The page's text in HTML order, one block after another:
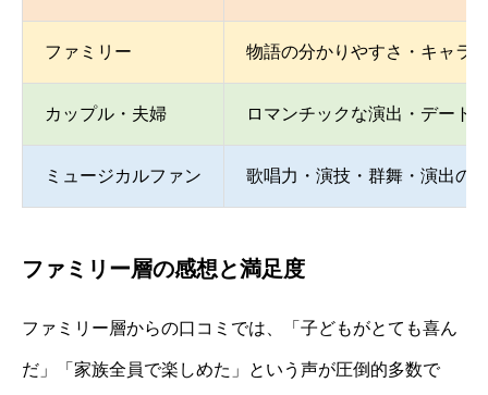
ファミリー 物語の分かりやすさ・キャラ
カップル・夫婦 ロマンチックな演出・デート
ミュージカルファン 歌唱力・演技・群舞・演出の
ファミリー層の感想と満足度
ファミリー層からの口コミでは、「子どもがとても喜ん
だ」「家族全員で楽しめた」という声が圧倒的多数で